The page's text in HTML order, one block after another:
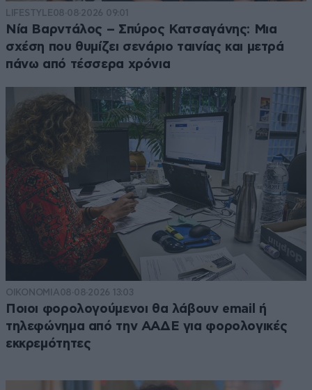
LIFESTYLE08·08·2026 09:01
Νία Βαρντάλος – Σπύρος Κατσαγάνης: Μια
σχέση που θυμίζει σενάριο ταινίας και μετρά
πάνω από τέσσερα χρόνια
ΟΙΚΟΝΟΜΙΑ08·08·2026 13:03
Ποιοι φορολογούμενοι θα λάβουν email ή
τηλεφώνημα από την ΑΑΔΕ για φορολογικές
εκκρεμότητες